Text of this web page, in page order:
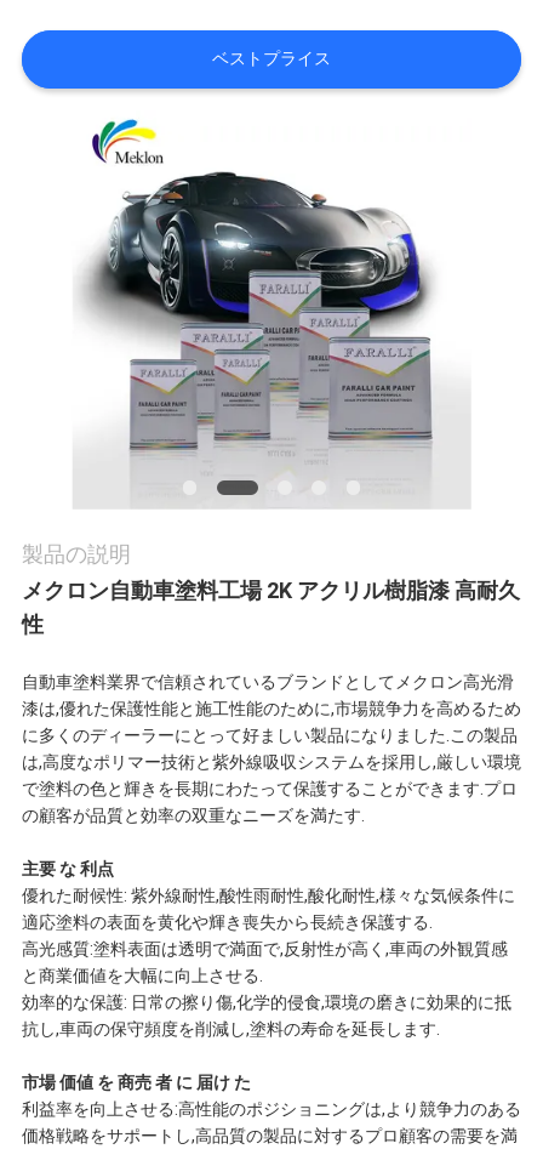
内
合
わ
せ
ニ
ー
ス
見
積
ベストプライス
製品の説明
メクロン自動車塗料工場 2K アクリル樹脂漆 高耐久
性
自動車塗料業界で信頼されているブランドとしてメクロン高光滑
漆は,優れた保護性能と施工性能のために,市場競争力を高めるため
に多くのディーラーにとって好ましい製品になりました.この製品
は,高度なポリマー技術と紫外線吸収システムを採用し,厳しい環境
で塗料の色と輝きを長期にわたって保護することができます.プロ
の顧客が品質と効率の双重なニーズを満たす.
主要 な 利点
優れた耐候性: 紫外線耐性,酸性雨耐性,酸化耐性,様々な気候条件に
適応塗料の表面を黄化や輝き喪失から長続き保護する.
高光感質:塗料表面は透明で満面で,反射性が高く,車両の外観質感
と商業価値を大幅に向上させる.
効率的な保護: 日常の擦り傷,化学的侵食,環境の磨きに効果的に抵
抗し,車両の保守頻度を削減し,塗料の寿命を延長します.
市場 価値 を 商売 者 に 届け た
利益率を向上させる:高性能のポジショニングは,より競争力のある
価格戦略をサポートし,高品質の製品に対するプロ顧客の需要を満